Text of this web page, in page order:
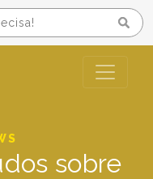
sobre